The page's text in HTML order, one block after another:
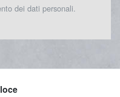
dei dati personali.